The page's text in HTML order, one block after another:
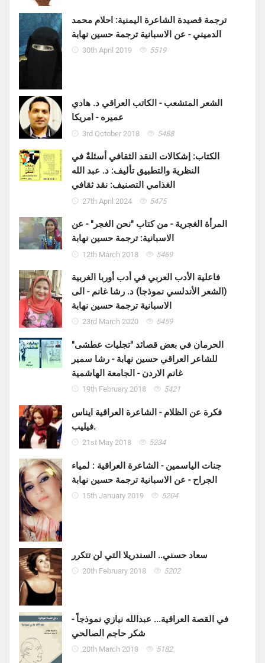
ترجمة قصيدة الشاعرة اليمنية: احلام محمد
الدميني - عن الاسبانية ترجمة حسين نهابة
30th April 2019 5519
الشعر المتشعب - الكاتب العراقي د. هادي
عميره - امريكا
3rd October 2018 5488
الكتاب: إشكالات النقد الثقافي أسئلةٌ في
النظرية والتطبيق تأليف: د. عبد الله
الغذامي التصنيف: نقد ثقافي
27th April 2024 5475
المرأة الغجرية - من كتاب "نحن الغجر" - عن
الاسبانية: ترجمة حسين نهابة
12th March 2018 5469
فاعلية الأدب العربي في أدب أوربا الغربية
(الشعر الأندلسي نموذجا) د. رشا غانم - الى
الاسبانية ترجمة حسين نهابة
23rd March 2020 5459
الحرمان في بعض قصائد "تجليات عطشى"
للشاعر العراقي حسين نهابة - رشا سمير
غانم الاردن - الجامعة الهاشمية
19th February 2018 5421
فكرة عن الظلام - الشاعرة العراقية ايناس
فيليب.
21st May 2018 5234
جنات الياسمين - الشاعرة العراقية : لمياء
الجراح - عن الاسبانية ترجمة حسين نهابة
15th January 2019 5204
سعاد حسني.. السندريلا التي لن تتكرر
20th February 2018 5202
في القصة العراقية... عبدالله نيازي نموذجاً -
شكر حاجم الصالحي
20th March 2018 5182